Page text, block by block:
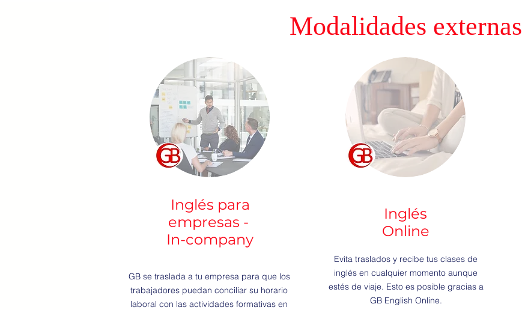
Inglés para
empresas -
In-company
GB se traslada a tu empresa para que los
trabajadores puedan conciliar su horario
laboral con las actividades formativas en
Inglés
Online
Evita traslados y recibe tus clases de
inglés en cualquier momento aunque
estés de viaje. Esto es posible gracias a
GB English Online.
Modalidades externas